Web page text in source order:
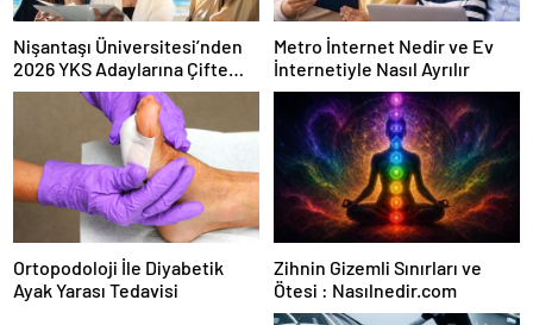
Nişantaşı Üniversitesi’nden
2026 YKS Adaylarına Çifte
Güvence: Sabit Ücret ve
Kesintisiz Burs
Metro İnternet Nedir ve Ev
İnternetiyle Nasıl Ayrılır
Ortopodoloji İle Diyabetik
Ayak Yarası Tedavisi
Zihnin Gizemli Sınırları ve
Ötesi : Nasılnedir.com